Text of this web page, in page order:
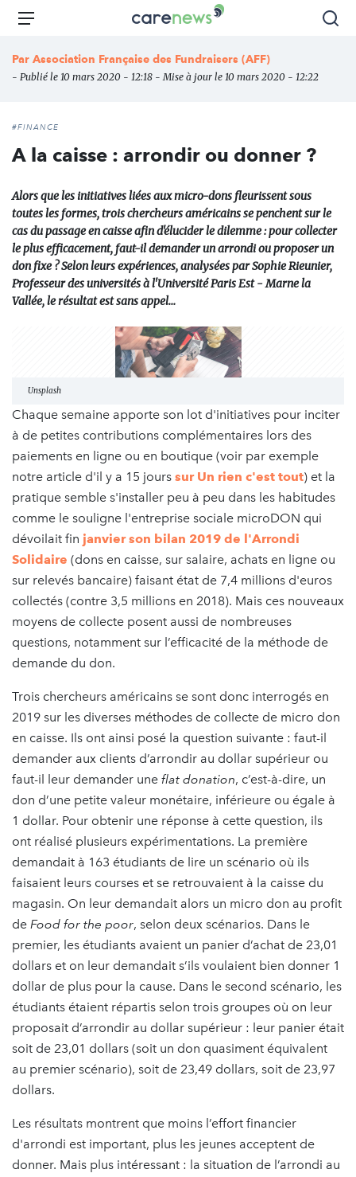
Aller
principal
Carenews,
média
des
Menu
Par Association Française des Fundraisers (AFF)
- Publié le 10 mars 2020 - 12:18 - Mise à jour le 10 mars 2020 - 12:22
#FINANCE
A la caisse : arrondir ou donner ?
Alors que les initiatives liées aux micro-dons fleurissent sous
toutes les formes, trois chercheurs américains se penchent sur le
cas du passage en caisse afin d'élucider le dilemme : pour collecter
le plus efficacement, faut-il demander un arrondi ou proposer un
don fixe ? Selon leurs expériences, analysées par Sophie Rieunier,
Professeur des universités à l'Université Paris Est - Marne la
Vallée, le résultat est sans appel…
Unsplash
Chaque semaine apporte son lot d'initiatives pour inciter
à de petites contributions complémentaires lors des
paiements en ligne ou en boutique (voir par exemple
notre article d'il y a 15 jours sur Un rien c'est tout) et la
pratique semble s'installer peu à peu dans les habitudes
comme le souligne l'entreprise sociale microDON qui
dévoilait fin janvier son bilan 2019 de l'Arrondi
Solidaire (dons en caisse, sur salaire, achats en ligne ou
sur relevés bancaire) faisant état de 7,4 millions d'euros
collectés (contre 3,5 millions en 2018). Mais ces nouveaux
moyens de collecte posent aussi de nombreuses
questions, notamment sur l’efficacité de la méthode de
demande du don.
Trois chercheurs américains se sont donc interrogés en
2019 sur les diverses méthodes de collecte de micro don
en caisse. Ils ont ainsi posé la question suivante : faut-il
demander aux clients d’arrondir au dollar supérieur ou
faut-il leur demander une flat donation, c’est-à-dire, un
don d’une petite valeur monétaire, inférieure ou égale à
1 dollar. Pour obtenir une réponse à cette question, ils
ont réalisé plusieurs expérimentations. La première
demandait à 163 étudiants de lire un scénario où ils
faisaient leurs courses et se retrouvaient à la caisse du
magasin. On leur demandait alors un micro don au profit
de Food for the poor, selon deux scénarios. Dans le
premier, les étudiants avaient un panier d’achat de 23,01
dollars et on leur demandait s’ils voulaient bien donner 1
dollar de plus pour la cause. Dans le second scénario, les
étudiants étaient répartis selon trois groupes où on leur
proposait d’arrondir au dollar supérieur : leur panier était
soit de 23,01 dollars (soit un don quasiment équivalent
au premier scénario), soit de 23,49 dollars, soit de 23,97
dollars.
Les résultats montrent que moins l’effort financier
d'arrondi est important, plus les jeunes acceptent de
donner. Mais plus intéressant : la situation de l’arrondi au